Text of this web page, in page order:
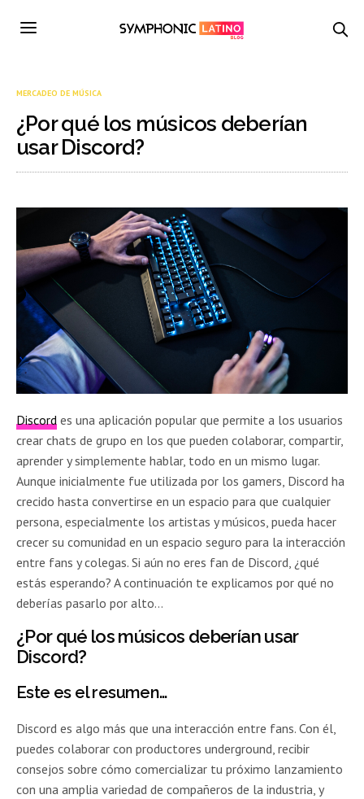
MERCADEO DE MÚSICA
¿Por qué los músicos deberían
usar Discord?
Discord es una aplicación popular que permite a los usuarios
crear chats de grupo en los que pueden colaborar, compartir,
aprender y simplemente hablar, todo en un mismo lugar.
Aunque inicialmente fue utilizada por los gamers, Discord ha
crecido hasta convertirse en un espacio para que cualquier
persona, especialmente los artistas y músicos, pueda hacer
crecer su comunidad en un espacio seguro para la interacción
entre fans y colegas. Si aún no eres fan de Discord, ¿qué
estás esperando? A continuación te explicamos por qué no
deberías pasarlo por alto…
¿Por qué los músicos deberían usar
Discord?
Este es el resumen…
Discord es algo más que una interacción entre fans. Con él,
puedes colaborar con productores underground, recibir
consejos sobre cómo comercializar tu próximo lanzamiento
con una amplia variedad de compañeros de la industria, y